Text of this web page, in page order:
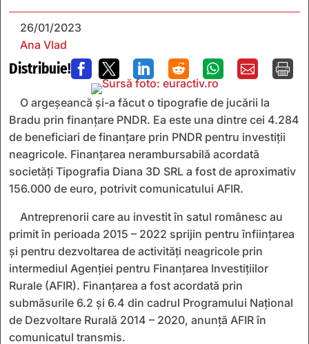
26/01/2023
Ana Vlad
Distribuie!       
O argeșeancă și-a făcut o tipografie de jucării la
Bradu prin finanțare PNDR. Ea este una dintre cei 4.284
de beneficiari de finanțare prin PNDR pentru investiții
neagricole. Finanțarea nerambursabilă acordată
societăți Tipografia Diana 3D SRL a fost de aproximativ
156.000 de euro, potrivit comunicatului AFIR.
Antreprenorii care au investit în satul românesc au
primit în perioada 2015 – 2022 sprijin pentru înființarea
și pentru dezvoltarea de activități neagricole prin
intermediul Agenției pentru Finanțarea Investițiilor
Rurale (AFIR). Finanțarea a fost acordată prin
submăsurile 6.2 și 6.4 din cadrul Programului Național
de Dezvoltare Rurală 2014 – 2020, anunță AFIR în
comunicatul transmis.